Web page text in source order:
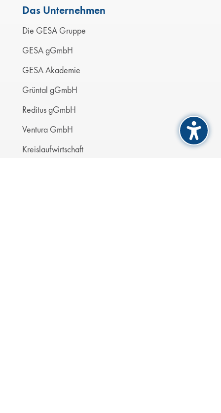
Das Unternehmen
Die GESA Gruppe
GESA gGmbH
GESA Akademie
Grüntal gGmbH
Reditus gGmbH
Ventura GmbH
Kreislaufwirtschaft